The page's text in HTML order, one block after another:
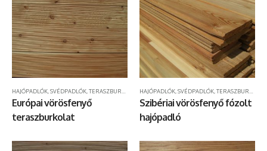
Európai vörösfenyő
teraszburkolat
Szibériai vörösfenyő fózolt
hajópadló